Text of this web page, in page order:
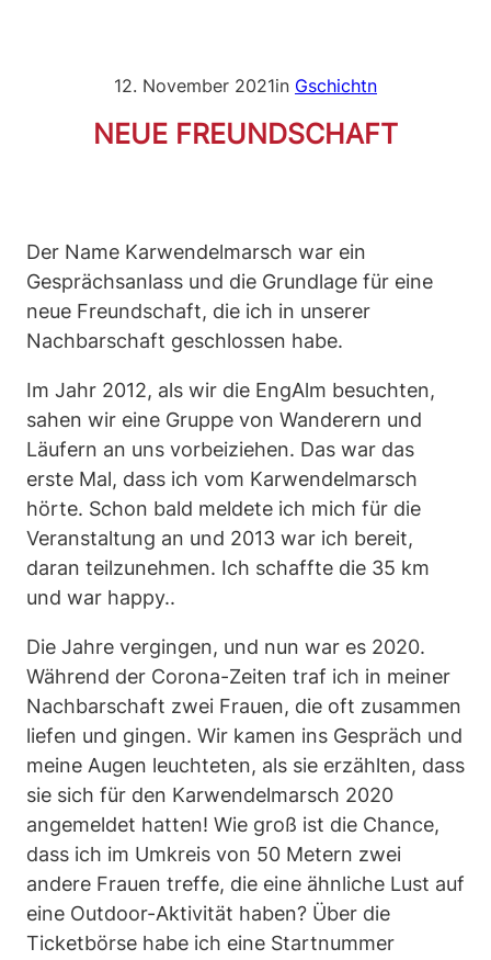
12. November 2021in Gschichtn
NEUE FREUNDSCHAFT
Der Name Karwendelmarsch war ein
Gesprächsanlass und die Grundlage für eine
neue Freundschaft, die ich in unserer
Nachbarschaft geschlossen habe.
Im Jahr 2012, als wir die EngAlm besuchten,
sahen wir eine Gruppe von Wanderern und
Läufern an uns vorbeiziehen. Das war das
erste Mal, dass ich vom Karwendelmarsch
hörte. Schon bald meldete ich mich für die
Veranstaltung an und 2013 war ich bereit,
daran teilzunehmen. Ich schaffte die 35 km
und war happy..
Die Jahre vergingen, und nun war es 2020.
Während der Corona-Zeiten traf ich in meiner
Nachbarschaft zwei Frauen, die oft zusammen
liefen und gingen. Wir kamen ins Gespräch und
meine Augen leuchteten, als sie erzählten, dass
sie sich für den Karwendelmarsch 2020
angemeldet hatten! Wie groß ist die Chance,
dass ich im Umkreis von 50 Metern zwei
andere Frauen treffe, die eine ähnliche Lust auf
eine Outdoor-Aktivität haben? Über die
Ticketbörse habe ich eine Startnummer